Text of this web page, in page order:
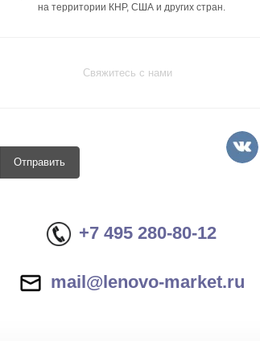
на территории КНР, США и других стран.
Свяжитесь с нами
Отправить
+7 495 280-80-12
mail@lenovo-market.ru